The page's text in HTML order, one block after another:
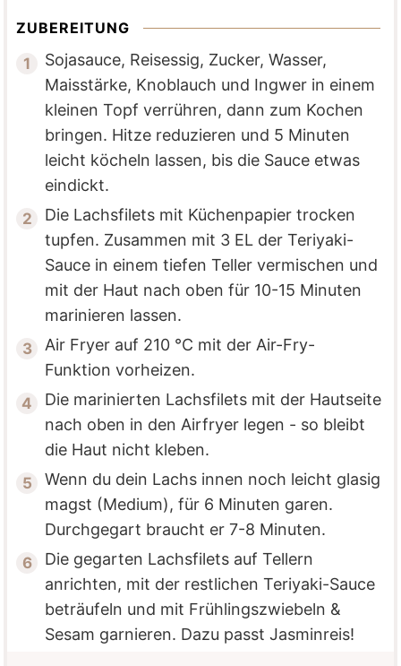
ZUBEREITUNG
Sojasauce, Reisessig, Zucker, Wasser,
Maisstärke, Knoblauch und Ingwer in einem
kleinen Topf verrühren, dann zum Kochen
bringen. Hitze reduzieren und 5 Minuten
leicht köcheln lassen, bis die Sauce etwas
eindickt.
Die Lachsfilets mit Küchenpapier trocken
tupfen. Zusammen mit 3 EL der Teriyaki-
Sauce in einem tiefen Teller vermischen und
mit der Haut nach oben für 10-15 Minuten
marinieren lassen.
Air Fryer auf 210 °C mit der Air-Fry-
Funktion vorheizen.
Die marinierten Lachsfilets mit der Hautseite
nach oben in den Airfryer legen - so bleibt
die Haut nicht kleben.
Wenn du dein Lachs innen noch leicht glasig
magst (Medium), für 6 Minuten garen.
Durchgegart braucht er 7-8 Minuten.
Die gegarten Lachsfilets auf Tellern
anrichten, mit der restlichen Teriyaki-Sauce
beträufeln und mit Frühlingszwiebeln &
Sesam garnieren. Dazu passt Jasminreis!